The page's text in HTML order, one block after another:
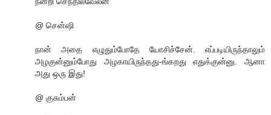
@ சென்ஷி
நான் அதை எழுதும்போதே யோசிச்சேன். எப்படியிருந்தாலும்
அழகுன்னும்போது அழகாயிருந்தது-ங்கறது எதுக்குன்னு. ஆனா
அது ஒரு இது!
@ குசும்பன்